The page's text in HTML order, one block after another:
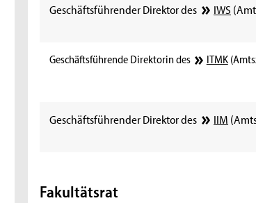
Geschäftsführender Direktor des IWS
Geschäftsführende Direktorin des ITMK
Geschäftsführender Direktor des IIM
Fakultätsrat